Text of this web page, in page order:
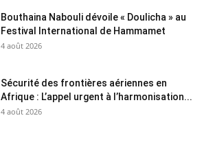
Bouthaina Nabouli dévoile « Doulicha » au
Festival International de Hammamet
4 août 2026
Sécurité des frontières aériennes en
Afrique : L’appel urgent à l’harmonisation...
4 août 2026